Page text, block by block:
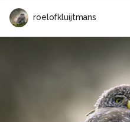
roelofkluijtmans